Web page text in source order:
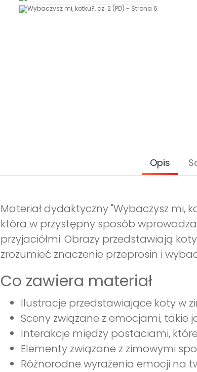
Opis
Materiał dydaktyczny "Wybaczysz mi,
która w przystępny sposób
przyjaciółmi. Obrazy przedstawiają
zrozumieć znaczenie przeprosin i
Co zawiera materiał
Ilustracje przedstawiające koty w
Sceny związane z emocjami, takie
Interakcje między postaciami,
Elementy związane z zimowymi
Różnorodne wyrażenia emocji na